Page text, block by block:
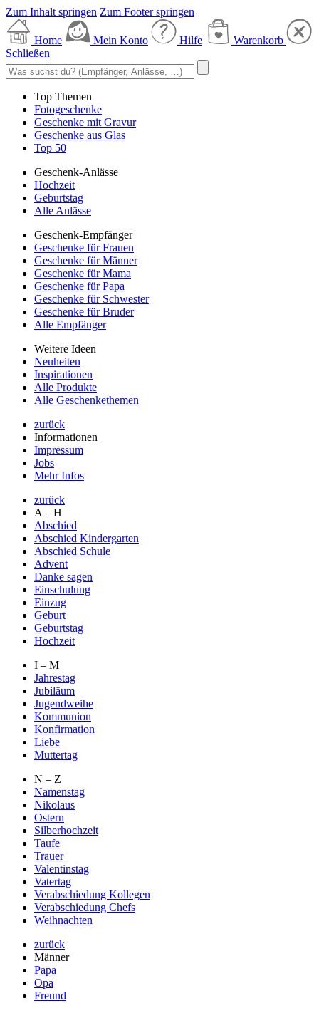
Zum Inhalt springen Zum Footer springen
Home Mein Konto Hilfe
Warenkorb
Schließen
Top Themen
Fotogeschenke
Geschenke mit Gravur
Geschenke aus Glas
Top 50
Geschenk-Anlässe
Hochzeit
Geburtstag
Alle Anlässe
Geschenk-Empfänger
Geschenke für Frauen
Geschenke für Männer
Geschenke für Mama
Geschenke für Papa
Geschenke für Schwester
Geschenke für Bruder
Alle Empfänger
Weitere Ideen
Neuheiten
Inspirationen
Alle Produkte
Alle Geschenkethemen
zurück
Informationen
Impressum
Jobs
Mehr Infos
zurück
A – H
Abschied
Abschied Kindergarten
Abschied Schule
Advent
Danke sagen
Einschulung
Einzug
Geburt
Geburtstag
Hochzeit
I – M
Jahrestag
Jubiläum
Jugendweihe
Kommunion
Konfirmation
Liebe
Muttertag
N – Z
Namenstag
Nikolaus
Ostern
Silberhochzeit
Taufe
Trauer
Valentinstag
Vatertag
Verabschiedung Kollegen
Verabschiedung Chefs
Weihnachten
zurück
Männer
Papa
Opa
Freund